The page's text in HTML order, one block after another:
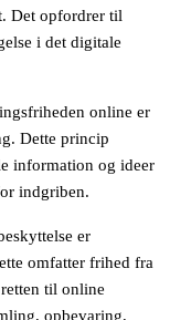
Det opfordrer til
i det digitale
online er
Dette princip
information og ideer
indgriben.
er
omfatter frihed fra
til online
opbevaring,